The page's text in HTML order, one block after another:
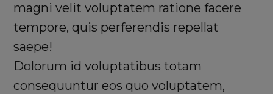
magni velit voluptatem ratione facere
tempore, quis perferendis repellat
saepe!
Dolorum id voluptatibus totam
consequuntur eos quo voluptatem,